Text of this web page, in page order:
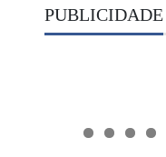
PUBLICIDADE